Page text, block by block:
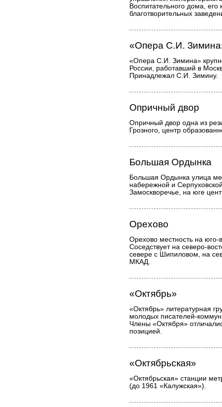
Воспитательного дома,
благотворительных
«Опера С.И.
«Опера С.И. Зимина»
России, работавший в
Принадлежал С.И. Зимину.
Опричный двор
Опричный двор одна из
Грозного, центр
Большая Ордынка
Большая Ордынка улица
набережной и
Замоскворечье, на юге
Орехово
Орехово местность на юго-
Соседствует на северо-
севере с Шипиловом, на
МКАД.
«Октябрь»
«Октябрь» литературная
молодых писателей-
Члены «Октября»
позицией.
«Октябрьская»
«Октябрьская» станции
(до 1961 «Калужская»).